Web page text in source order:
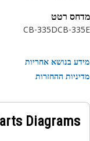
רטט
CB-
CB-335D
בנושא אחריות
ההחזרות
Parts Diagrams